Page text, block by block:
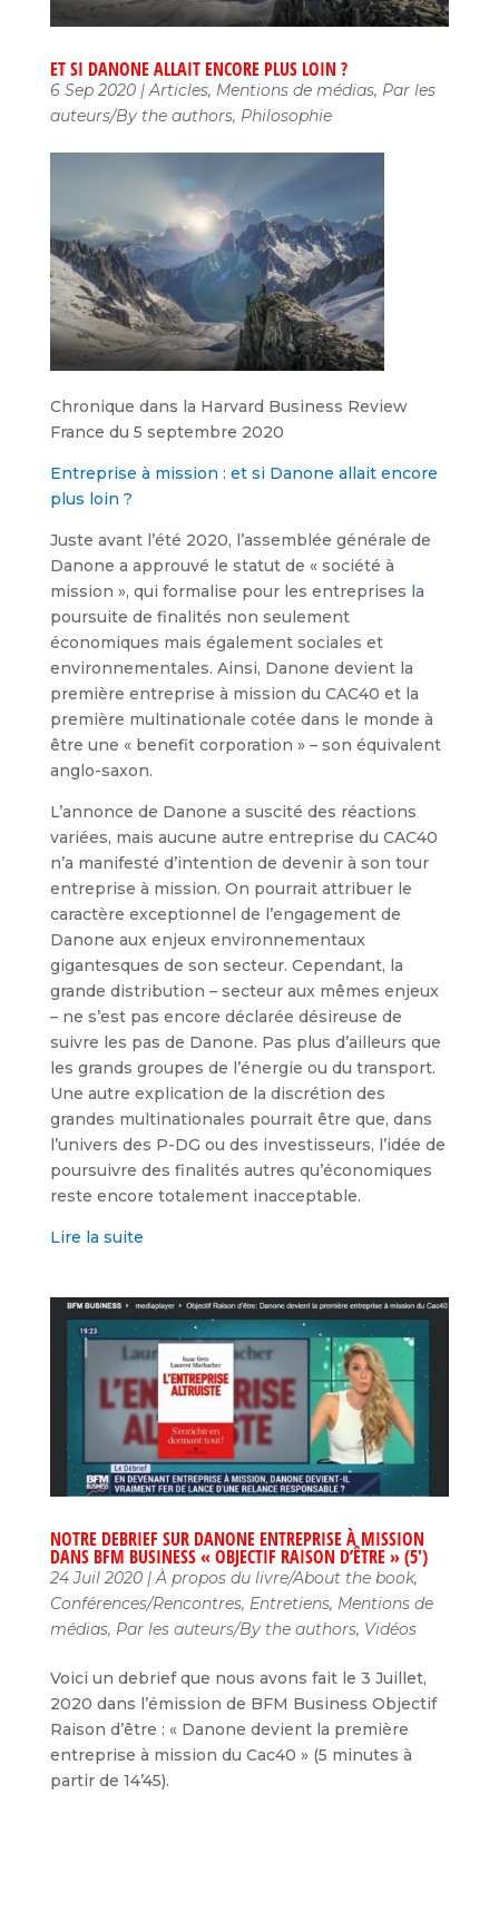
ET SI DANONE ALLAIT ENCORE PLUS LOIN ?
6 Sep 2020|Articles, Mentions de médias, Par les
auteurs/By the authors, Philosophie
Chronique dans la Harvard Business Review
France du 5 septembre 2020
Entreprise à mission : et si Danone allait encore
plus loin ?
Juste avant l’été 2020, l’assemblée générale de
Danone a approuvé le statut de « société à
mission », qui formalise pour les entreprises la
poursuite de finalités non seulement
économiques mais également sociales et
environnementales. Ainsi, Danone devient la
première entreprise à mission du CAC40 et la
première multinationale cotée dans le monde à
être une « benefit corporation » – son équivalent
anglo-saxon.
L’annonce de Danone a suscité des réactions
variées, mais aucune autre entreprise du CAC40
n’a manifesté d’intention de devenir à son tour
entreprise à mission. On pourrait attribuer le
caractère exceptionnel de l’engagement de
Danone aux enjeux environnementaux
gigantesques de son secteur. Cependant, la
grande distribution – secteur aux mêmes enjeux
– ne s’est pas encore déclarée désireuse de
suivre les pas de Danone. Pas plus d’ailleurs que
les grands groupes de l’énergie ou du transport.
Une autre explication de la discrétion des
grandes multinationales pourrait être que, dans
l’univers des P-DG ou des investisseurs, l’idée de
poursuivre des finalités autres qu’économiques
reste encore totalement inacceptable.
Lire la suite
NOTRE DEBRIEF SUR DANONE ENTREPRISE À MISSION
DANS BFM BUSINESS « OBJECTIF RAISON D’ÊTRE » (5′)
24 Juil 2020|À propos du livre/About the book,
Conférences/Rencontres, Entretiens, Mentions de
médias, Par les auteurs/By the authors, Vidéos
Voici un debrief que nous avons fait le 3 Juillet,
2020 dans l’émission de BFM Business Objectif
Raison d’être : « Danone devient la première
entreprise à mission du Cac40 » (5 minutes à
partir de 14’45).